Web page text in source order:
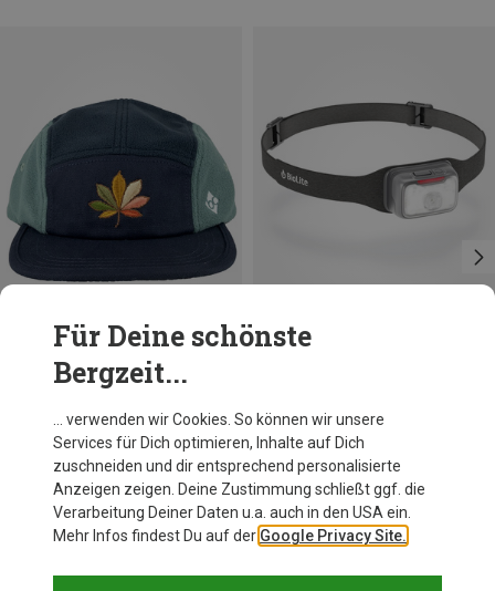
Du sparst 27%
Für Deine schönste
Bergzeit...
… verwenden wir Cookies. So können wir unsere
Services für Dich optimieren, Inhalte auf Dich
zuschneiden und dir entsprechend personalisierte
Anzeigen zeigen. Deine Zustimmung schließt ggf. die
Verarbeitung Deiner Daten u.a. auch in den USA ein.
Mehr Infos findest Du auf der Google Privacy Site.